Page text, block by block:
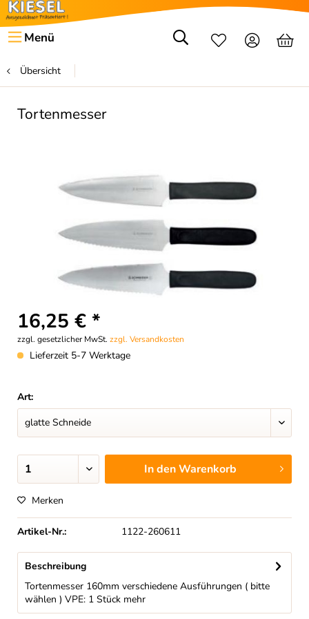
Menü
Übersicht
Tortenmesser
16,25 € *
zzgl. gesetzlicher MwSt. zzgl. Versandkosten
Lieferzeit 5-7 Werktage
Art:
In denWarenkorb
Merken
Artikel-Nr.: 1122-260611
Beschreibung
Tortenmesser 160mm verschiedene Ausführungen ( bitte
wählen ) VPE: 1 Stück mehr